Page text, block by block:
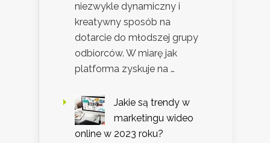
niezwykle dynamiczny i
kreatywny sposób na
dotarcie do młodszej grupy
odbiorców. W miarę jak
platforma zyskuje na …
Jakie są trendy w
marketingu wideo
online w 2023 roku?